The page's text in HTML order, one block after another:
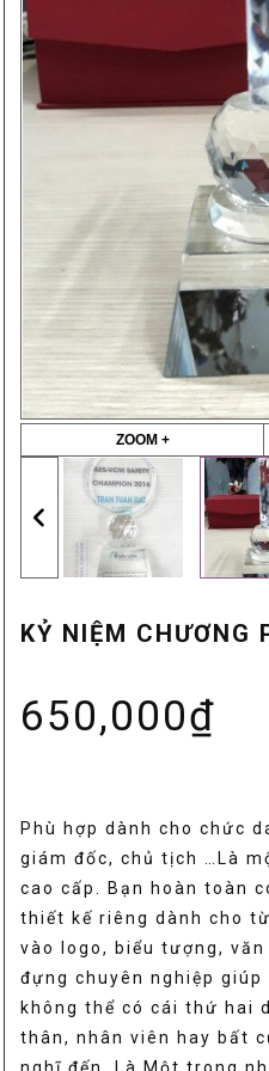
ZOOM +
KỶ NIỆM CHƯƠNG
650,000₫
Phù hợp dành cho chức
giám đốc, chủ tịch …Là
cao cấp. Bạn hoàn toàn
thiết kế riêng dành cho
vào logo, biểu tượng, văn
đựng chuyên nghiệp
không thể có cái thứ hai
thân, nhân viên hay bất